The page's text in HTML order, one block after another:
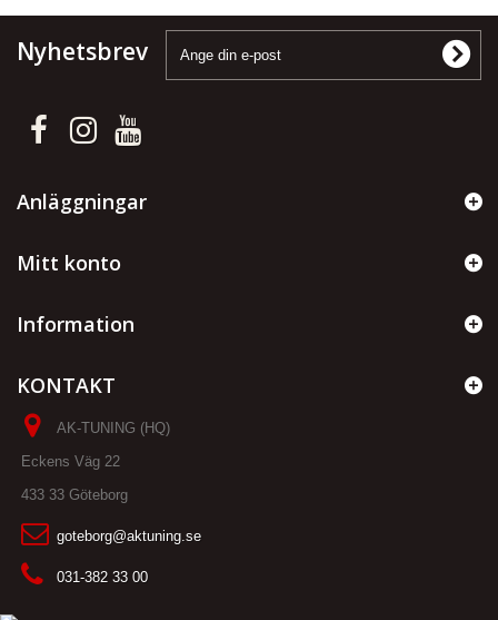
Nyhetsbrev
Anläggningar
Mitt konto
Information
KONTAKT
AK-TUNING (HQ)
Eckens Väg 22
433 33 Göteborg
goteborg@aktuning.se
031-382 33 00